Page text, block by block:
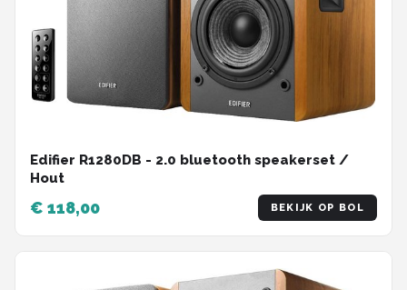
Edifier R1280DB - 2.0 bluetooth speakerset /
Hout
€ 118,00 BEKIJK OP BOL